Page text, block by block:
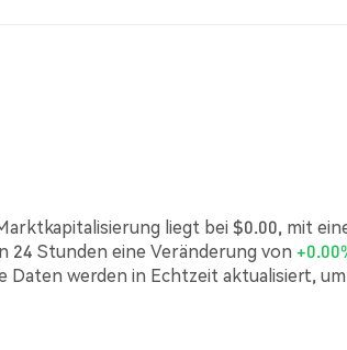
liegt bei $0.00, mit
24 Stunden eine Veränderung von
werden in Echtzeit aktualisiert,